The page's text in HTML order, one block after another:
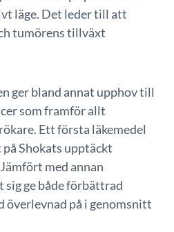
läge. Det leder till att
tumörens tillväxt
ger bland annat upphov till
som framför allt
Ett första läkemedel
Shokats upptäckt
med annan
sig ge både förbättrad
överlevnad på i genomsnitt